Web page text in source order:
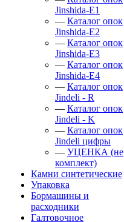
Jinshida-Е1
— Каталог опок
Jinshida-Е2
— Каталог опок
Jinshida-Е3
— Каталог опок
Jinshida-Е4
— Каталог опок
Jindeli - R
— Каталог опок
Jindeli - K
— Каталог опок
Jindeli цифры
— УЦЕНКА (не
комплект)
Камни синтетические
Упаковка
Бормашины и
расходники
Галтовочное